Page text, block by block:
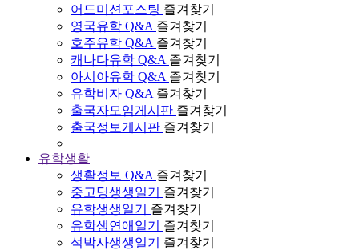
어드미션포스팅 즐겨찾기
영국유학 Q&A 즐겨찾기
호주유학 Q&A 즐겨찾기
캐나다유학 Q&A 즐겨찾기
아시아유학 Q&A 즐겨찾기
유학비자 Q&A 즐겨찾기
출국자모임게시판 즐겨찾기
출국정보게시판 즐겨찾기
유학생활
생활정보 Q&A 즐겨찾기
중고딩생생일기
즐겨찾기
유학생생일기
즐겨찾기
유학생연애일기
즐겨찾기
석박사생생일기
즐겨찾기